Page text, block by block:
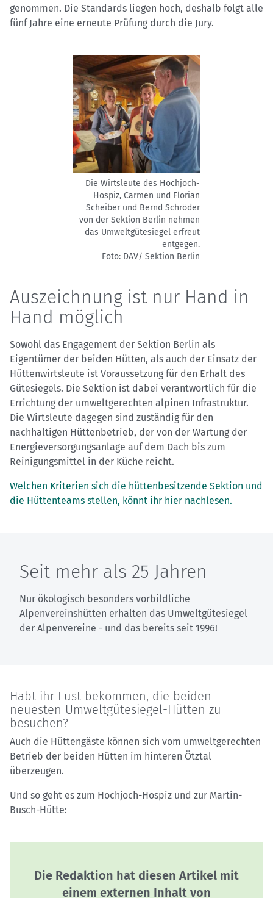
genommen. Die Standards liegen hoch, deshalb folgt alle
fünf Jahre eine erneute Prüfung durch die Jury.
Die Wirtsleute des Hochjoch-
Hospiz, Carmen und Florian
Scheiber und Bernd Schröder
von der Sektion Berlin nehmen
das Umweltgütesiegel erfreut
entgegen.
Foto: DAV/ Sektion Berlin
Auszeichnung ist nur Hand in
Hand möglich
Sowohl das Engagement der Sektion Berlin als
Eigentümer der beiden Hütten, als auch der Einsatz der
Hüttenwirtsleute ist Voraussetzung für den Erhalt des
Gütesiegels. Die Sektion ist dabei verantwortlich für die
Errichtung der umweltgerechten alpinen Infrastruktur.
Die Wirtsleute dagegen sind zuständig für den
nachhaltigen Hüttenbetrieb, der von der Wartung der
Energieversorgungsanlage auf dem Dach bis zum
Reinigungsmittel in der Küche reicht.
Welchen Kriterien sich die hüttenbesitzende Sektion und
die Hüttenteams stellen, könnt ihr hier nachlesen.
Seit mehr als 25 Jahren
Nur ökologisch besonders vorbildliche
Alpenvereinshütten erhalten das Umweltgütesiegel
der Alpenvereine - und das bereits seit 1996!
Habt ihr Lust bekommen, die beiden
neuesten Umweltgütesiegel-Hütten zu
besuchen?
Auch die Hüttengäste können sich vom umweltgerechten
Betrieb der beiden Hütten im hinteren Ötztal
überzeugen.
Und so geht es zum Hochjoch-Hospiz und zur Martin-
Busch-Hütte:
Die Redaktion hat diesen Artikel mit
einem externen Inhalt von